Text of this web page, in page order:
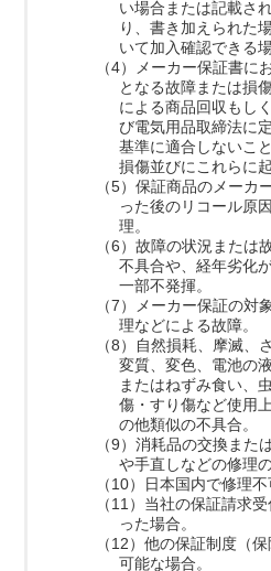
い場合または記載さ
り、書き加えられた
いて加入確認できる
（4）メーカー保証書に
となる故障または損
による商品回収もし
び電気用品取締法に
基準に適合しないこ
損傷並びにこれらに
（5）保証商品のメーカ
った後のリコール原
理。
（6）故障の状況または
不具合や、経年劣化
一部不発揮。
（7）メーカー保証の対
理などによる故障。
（8）自然損耗、摩滅、
変質、変色、電池の
またはねずみ食い、
傷・すり傷など使用
の他類似の不具合。
（9）消耗品の交換また
や手直しなどの修理
（10）日本国内で修理不
（11）当社の保証請求
った場合。
（12）他の保証制度（
可能な場合。